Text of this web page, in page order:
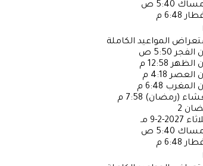
5:40 ص
6:48 م
المواعيد الكاملة
الفجر 5:50 ص
الظهر 12:58 م
العصر 4:18 م
المغرب 6:48 م
(رمضان) 7:58 م
2
2027-2-9 مـ
5:40 ص
6:48 م